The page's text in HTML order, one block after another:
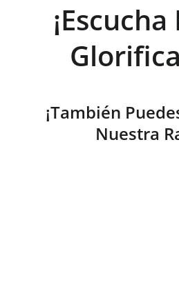
¡También
Nuestra